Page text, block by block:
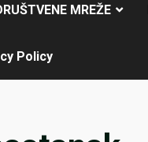
MREŽE
Policy